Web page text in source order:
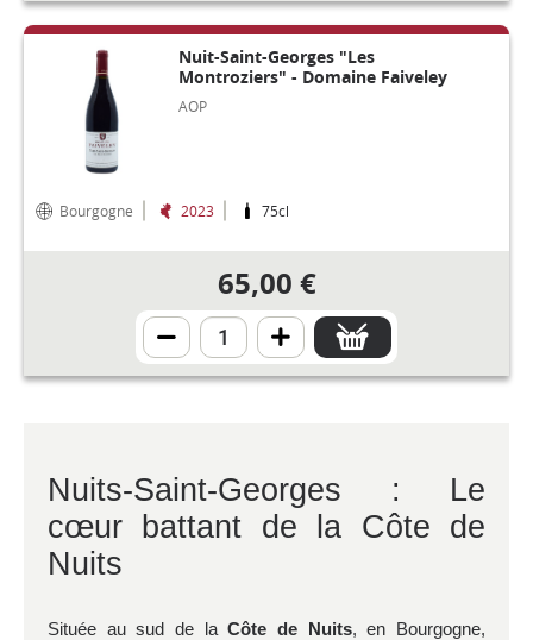
Nuit-Saint-Georges "Les
Montroziers" - Domaine Faiveley
AOP
Bourgogne 2023 75cl
65,00 €
Nuits-Saint-Georges : Le
cœur battant de la Côte de
Nuits
Située au sud de laCôte de Nuits, en Bourgogne,